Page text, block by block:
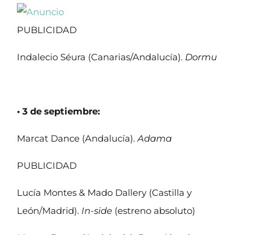
PUBLICIDAD
Indalecio Séura (Canarias/Andalucía). Dormu
• 3 de septiembre:
Marcat Dance (Andalucía).Adama
PUBLICIDAD
Lucía Montes & Mado Dallery (Castilla y
León/Madrid). In-side (estreno absoluto)